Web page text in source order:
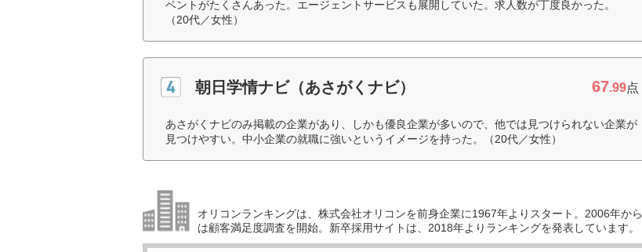
ベントがたくさんあった。エージェントサービスも展開していた。求人数が丁度良かった。
（20代／女性）
朝日学情ナビ（あさがくナビ） 67.99点
あさがくナビのみ掲載の企業があり、しかも優良企業が多いので、他では見つけられない企業が
見つけやすい。中小企業の就職に強いというイメージを持った。（20代／女性）
オリコンランキングは、株式会社オリコンを前身企業に1967年よりスタート。2006年から
は顧客満足度調査を開始。新卒採用サイトは、2018年よりランキングを発表しています。